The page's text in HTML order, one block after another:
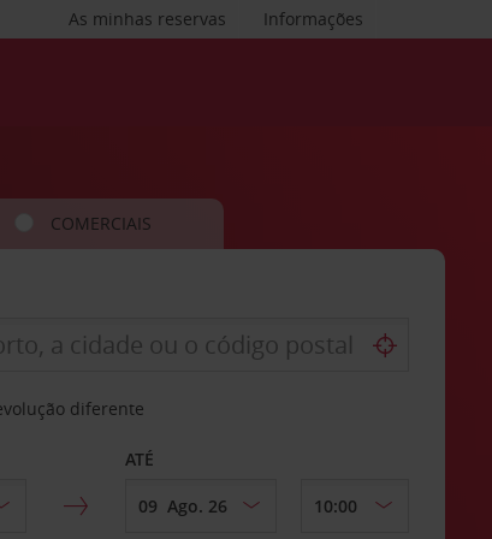
Informações
As minhas reservas
COMERCIAIS
diferente
ATÉ